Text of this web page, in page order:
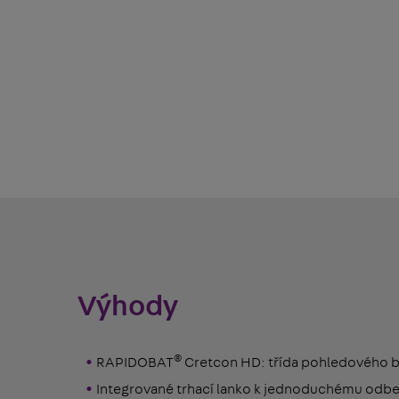
Výhody
RAPIDOBAT® Cretcon HD: třída pohledového
Integrované trhací lanko k jednoduchému